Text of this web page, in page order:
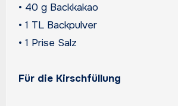
• 40 g Backkakao
• 1 TL Backpulver
• 1 Prise Salz
Für die Kirschfüllung